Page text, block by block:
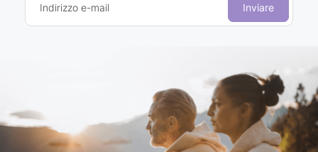
Indirizzo e-mail Inviare